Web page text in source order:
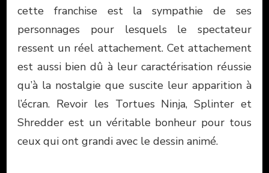
cette franchise est la sympathie de ses
personnages pour lesquels le spectateur
ressent un réel attachement. Cet attachement
est aussi bien dû à leur caractérisation réussie
qu’à la nostalgie que suscite leur apparition à
l’écran. Revoir les Tortues Ninja, Splinter et
Shredder est un véritable bonheur pour tous
ceux qui ont grandi avec le dessin animé.